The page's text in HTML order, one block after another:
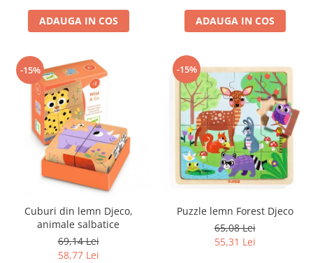
ADAUGA IN COS ADAUGA IN COS
-15%
Cuburi din lemn Djeco,
animale salbatice
69,14 Lei
58,77 Lei
-15%
Puzzle lemn Forest Djeco
65,08 Lei
55,31 Lei